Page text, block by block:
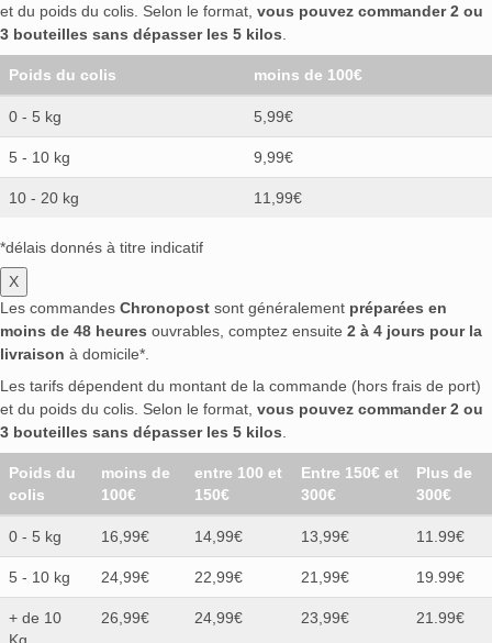
et du poids du colis. Selon le format, vous pouvez commander 2 ou
3 bouteilles sans dépasser les 5 kilos
Poids du colis moins de 100€
0 - 5 kg 5,99€
5 - 10 kg 9,99€
10 - 20 kg 11,99€
*délais donnés à titre indicatif
X
Les commandes Chronopost sont généralement préparées en
moins de 48 heures ouvrables, comptez ensuite 2 à 4 jours pour la
livraison à domicile*.
Les tarifs dépendent du montant de la commande (hors frais de port)
et du poids du colis. Selon le format, vous pouvez commander 2 ou
3 bouteilles sans dépasser les 5 kilos
Poids du
colis
moins de
100€
entre 100 et
150€
Entre 150€ et
300€
Plus de
300€
0 - 5 kg 16,99€ 14,99€ 13,99€ 11.99€
5 - 10 kg 24,99€ 22,99€ 21,99€ 19.99€
+ de 10
26,99€ 24,99€ 23,99€ 21.99€